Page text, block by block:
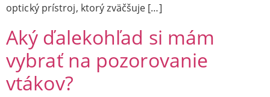
optický prístroj, ktorý zväčšuje […]
Aký ďalekohľad si mám
vybrať na pozorovanie
vtákov?